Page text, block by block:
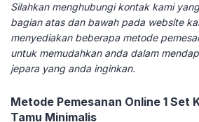
Silahkan menghubungi kontak kami
bagian atas dan bawah pada website
menyediakan beberapa metode
untuk memudahkan anda dalam
jepara yang anda inginkan.
Metode Pemesanan Online 1 Set
Tamu Minimalis